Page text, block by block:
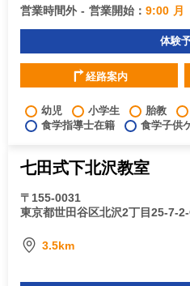
営業時間外 - 営業開始： 9:00 月
体験
経路案内
幼児 小学生 胎教
食学指導士在籍
食学子供
七田式下北沢教室
〒155-0031
東京都世田谷区北沢2丁目25-7-
3.5km